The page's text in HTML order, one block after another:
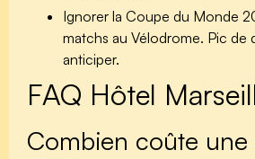
Ignorer la Coupe du Monde
matchs au Vélodrome. Pic de
anticiper.
FAQ Hôtel
Combien coûte une